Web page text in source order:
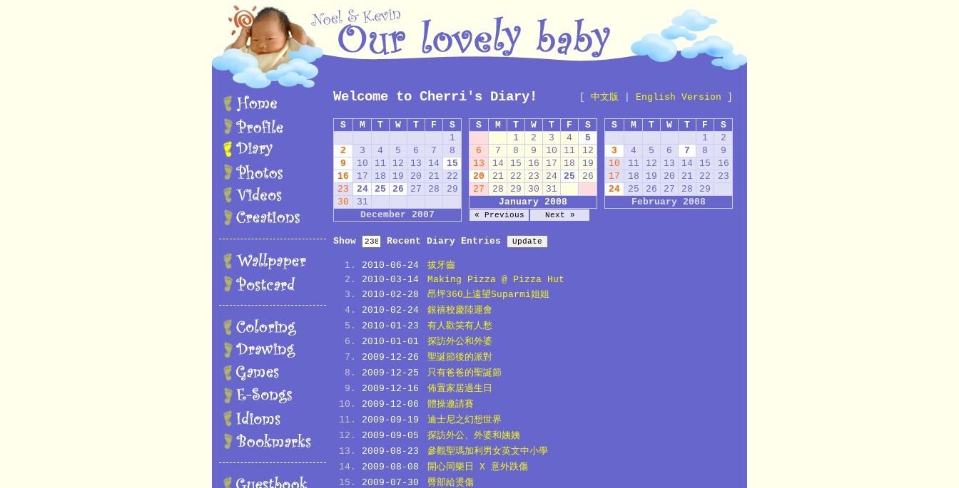
中文版 English Version
Welcome to Cherri's Diary!
S M T W T F
S
1
2
3 4 5 6 7
8
9
10 11 12 13 14
15
16
17 18 19 20 21
22
23
24 25 26 27 28
29
30
31
December 2007
S M T W T F
S
1
2
3
4 5 6 7 8
9
10
11 12 13 14 15
16
17
18 19 20 21 22
23
24
25 26 27 28
29
February 2008
S M T W T F
S
1
2 3 4
5
6
7 8 9 10 11
12
13
14 15 16 17 18
19
20
21 22 23 24 25
26
27
28 29 30
31
January 2008
« Previous Next »
Show Recent Diary Entries
2010-06-24
拔牙齒
2010-03-14
Making Pizza @ Pizza Hut
2010-02-28
昂坪360上遠望Suparmi姐姐
2010-02-24
銀禧校慶陸運會
2010-01-23
有人歡笑有人愁
2010-01-01
探訪外公和外婆
2009-12-26
聖誕節後的派對
2009-12-25
只有爸爸的聖誕節
2009-12-16
佈置家居過生日
2009-12-06
體操邀請賽
2009-09-19
迪士尼之幻想世界
2009-09-05
探訪外公、外婆和姨姨
2009-08-23
參觀聖瑪加利男女英文中小學
2009-08-08
開心同樂日 X 意外跌傷
2009-07-30
臀部給燙傷